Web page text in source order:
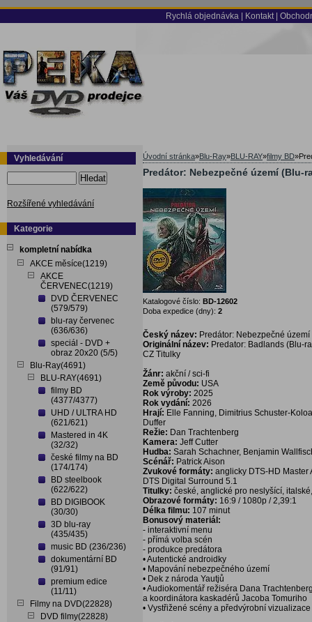
Rychlá objednávka Kontakt
Vyhledávání
Hledat
Rozšířené vyhledávání
Kategorie
kompletní nabídka
AKCE měsíce(1219)
AKCE
ČERVENEC(1219)
DVD ČERVENEC
(579/579)
blu-ray červenec
(636/636)
speciál - DVD +
obraz 20x20 (5/5)
Blu-Ray(4691)
BLU-RAY(4691)
filmy BD
(4377/4377)
UHD / ULTRA HD
(621/621)
Mastered in 4K
(32/32)
české filmy na BD
(174/174)
BD steelbook
(622/622)
BD DIGIBOOK
(30/30)
3D blu-ray
(435/435)
music BD (236/236)
dokumentární BD
(91/91)
premium edice
(11/11)
Filmy na DVD(22828)
DVD filmy(22828)
Úvodní stránka»Blu-Ray»BLU-RAY»filmy BD»
Predátor: Nebezpečné území (Blu-
Katalogové číslo: BD-12602
Doba expedice (dny): 2
Český název: Predátor: Nebezpečné
Originální název: Predator: Badlands (Blu-
CZ Titulky
Žánr: akční / sci-fi
Země původu: USA
Rok výroby: 2025
Rok vydání: 2026
Hrají: Elle Fanning, Dimitrius Schuster-
Duffer
Režie: Dan Trachtenberg
Kamera: Jeff Cutter
Hudba: Sarah Schachner, Benjamin
Scénář: Patrick Aison
Zvukové formáty: anglicky DTS-HD Master
DTS Digital Surround 5.1
Titulky: české, anglické pro neslyšící,
Obrazové formáty: 16:9 / 1080p / 2,39:1
Délka filmu: 107 minut
Bonusový materiál:
- interaktivní menu
- přímá volba scén
- produkce predátora
• Autentické androidky
• Mapování nebezpečného území
• Dek z národa Yautjů
• Audiokomentář režiséra Dana
a koordinátora kaskadérů Jacoba Tomuriho
• Vystřižené scény a předvýrobní